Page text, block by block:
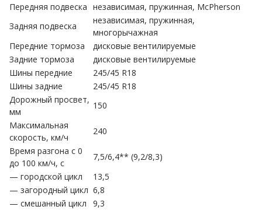
Передняя подвеска независимая, пружинная, McPherson
Задняя подвеска
независимая, пружинная,
многорычажная
Передние тормоза
дисковые вентилируемые
Задние тормоза
дисковые вентилируемые
Шины передние
245/45 R18
Шины задние
245/45 R18
Дорожный просвет,
мм
150
Максимальная
скорость, км/ч
240
Время разгона с 0
до 100 км/ч, с
7,5/6,4** (9,2/8,3)
— городской цикл
13,5
— загородный цикл 6,8
— смешанный цикл
9,3